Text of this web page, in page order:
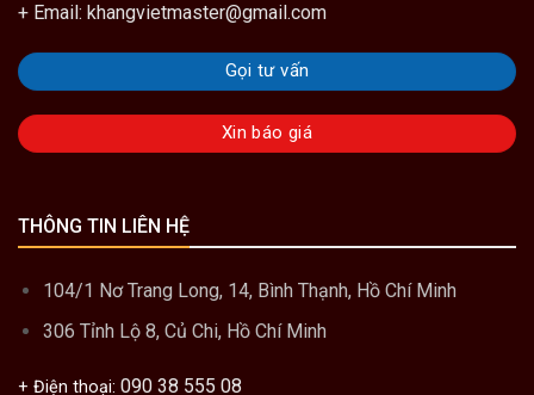
+ Email: khangvietmaster@gmail.com
Gọi tư vấn
Xin báo giá
THÔNG TIN LIÊN HỆ
104/1 Nơ Trang Long, 14, Bình Thạnh, Hồ Chí Minh
306 Tỉnh Lộ 8, Củ Chi, Hồ Chí Minh
+ Điện thoại: 090 38 555 08